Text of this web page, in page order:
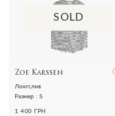
SOLD
Zoe Karssen
Лонгслив
Размер : S
1 400 ГРН